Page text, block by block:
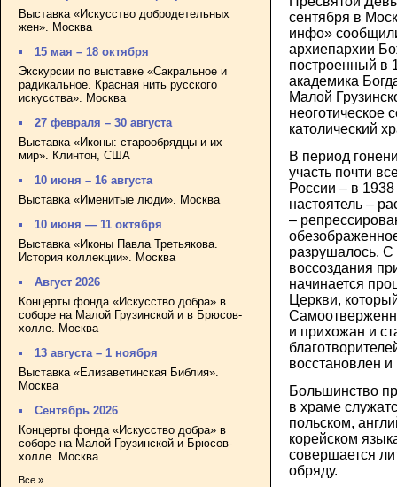
Выставка «Искусство добродетельных
жен». Москва
15 мая – 18 октября
Экскурсии по выставке «Сакральное и
радикальное. Красная нить русского
искусства». Москва
27 февраля – 30 августа
Выставка «Иконы: старообрядцы и их
мир». Клинтон, США
10 июня – 16 августа
Выставка «Именитые люди». Москва
10 июня — 11 октября
Выставка «Иконы Павла Третьякова.
История коллекции». Москва
Август 2026
Концерты фонда «Искусство добра» в
соборе на Малой Грузинской и в Брюсов-
холле. Москва
13 августа – 1 ноября
Выставка «Елизаветинская Библия».
Москва
Сентябрь 2026
Концерты фонда «Искусство добра» в
соборе на Малой Грузинской и Брюсов-
холле. Москва
Все »
сентября в
инфо»
архиепархии
построенный в
академика
Малой
неоготическое
католический
В период
участь почти
России – в
настоятель –
–
разрушалось. С
воссоздания
начинается
Церкви,
и прихожан и
восстановлен
Большинство
в храме
польском,
корейском
совершается
обряду.